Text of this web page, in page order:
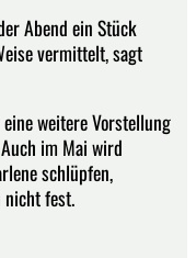
Abend ein Stück
vermittelt, sagt
weitere Vorstellung
im Mai wird
schlüpfen,
nicht fest.